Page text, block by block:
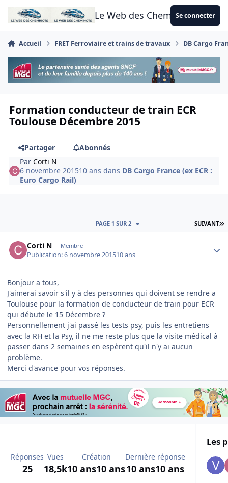
Aller au contenu
Le Web des CheminotsSe connecter
Accueil FRET Ferroviaire et trains de travaux DB Cargo
Formation conducteur de train ECR
Toulouse Décembre 2015
Partager
Abonnés
ParCorti N
6 novembre 201510 ans dans DB Cargo France (ex ECR :
Euro Cargo Rail)
SUIVANT
PAGE 1 SUR 2
Corti N Membre
Publication:6 novembre 201510 ans
Bonjour a tous,
J'aimerai savoir s'il y à des personnes qui doivent se rendre a
Toulouse pour la formation de conducteur de train pour ECR
qui débute le 15 Décembre ?
Personnellement j'ai passé les tests psy, puis les entretiens
avec la RH et la Psy, il ne me reste plus que la visite médical à
passer dans 2 semaines en espèrent qu'il n'y ai aucun
problème.
Merci d'avance pour vos réponses.
Réponses
25
Vues
18,5k
Création
10 ans10 ans
Dernière réponse
10 ans10 ans
Les